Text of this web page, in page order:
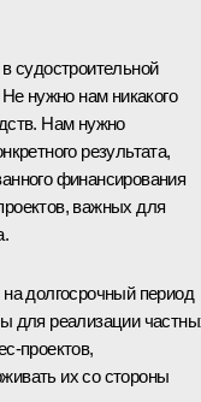
судостроительной
нужно нам никакого
Нам нужно
результата,
финансирования
важных для
долгосрочный период
для реализации
проектов,
их со стороны